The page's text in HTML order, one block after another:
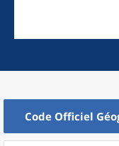
Code Officiel